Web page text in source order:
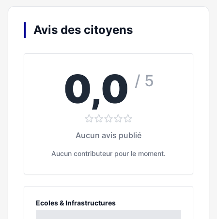
Avis des citoyens
0,0 / 5
Aucun avis publié
Aucun contributeur pour le moment.
Ecoles & Infrastructures